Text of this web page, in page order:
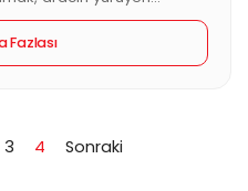
veya geçmişteki teknik
Bu noktada araç
periyodik olarak girdiği
Fazlası
3 4 Sonraki